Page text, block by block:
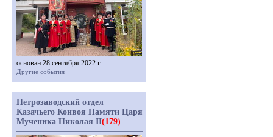
основан 28 сентября 2022 г.
Другие события
Петрозаводский отдел
Казачьего Конвоя Памяти Царя
Мученика Николая II(179)